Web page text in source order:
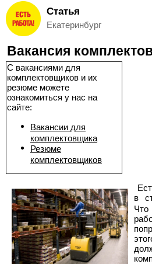
Вход
и
Регистрация
Избранное
Добавить
Работодателям
Добавить
вакансию
Статья
Екатеринбург
Вакансия
С вакансиями для
комплектовщиков и их
резюме можете
ознакомиться у нас на
сайте:
Вакансии для
комплектовщика
Резюме
комплектовщиков
в
Что